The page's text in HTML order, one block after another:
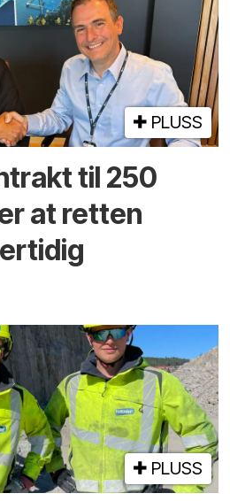
PLUSS
til 250
at retten
PLUSS